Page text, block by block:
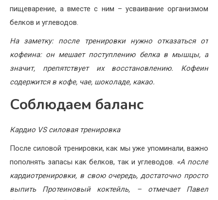
пищеварение, а вместе с ним – усваивание организмом
белков и углеводов.
На заметку: после тренировки нужно отказаться от
кофеина: он мешает поступлению белка в мышцы, а
значит, препятствует их восстановлению. Кофеин
содержится в кофе, чае, шоколаде, какао.
Соблюдаем баланс
Кардио VSсиловая тренировка
После силовой тренировки, как мы уже упоминали, важно
пополнять запасы как белков, так и углеводов. «А после
кардиотренировки, в свою очередь, достаточно просто
выпить Протеиновый коктейль, – отмечает Павел